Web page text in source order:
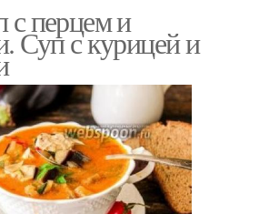
перцем и
Суп с курицей и